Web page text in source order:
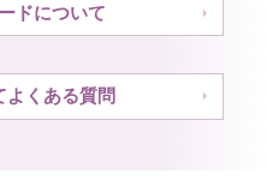
ドについて
よくある質問